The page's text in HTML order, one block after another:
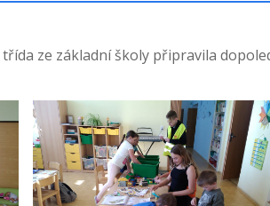
ze základní školy připravila